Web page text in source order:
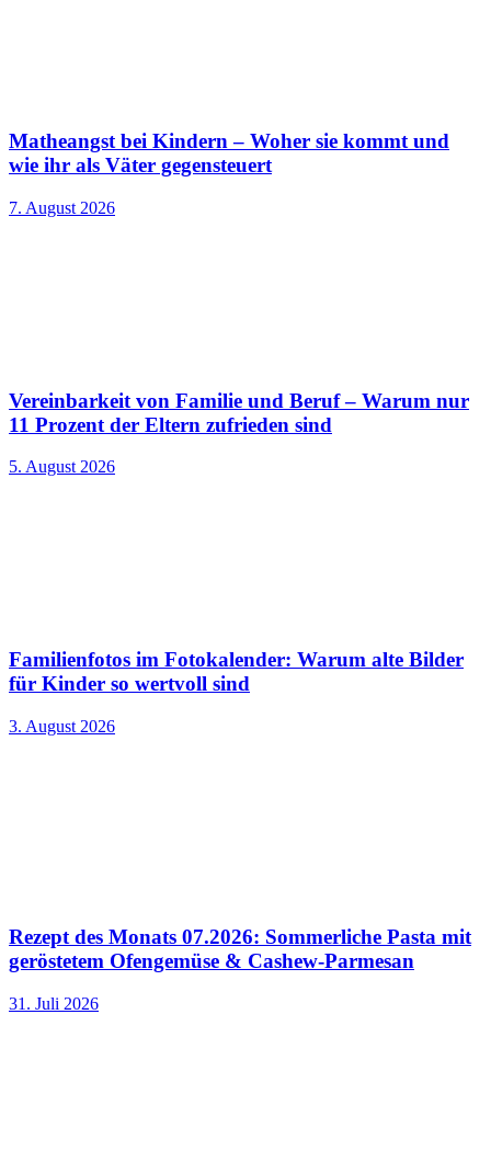
Matheangst bei Kindern – Woher sie kommt und
wie ihr als Väter gegensteuert
7. August 2026
Vereinbarkeit von Familie und Beruf – Warum nur
11 Prozent der Eltern zufrieden sind
5. August 2026
Familienfotos im Fotokalender: Warum alte Bilder
für Kinder so wertvoll sind
3. August 2026
Rezept des Monats 07.2026: Sommerliche Pasta mit
geröstetem Ofengemüse & Cashew-Parmesan
31. Juli 2026